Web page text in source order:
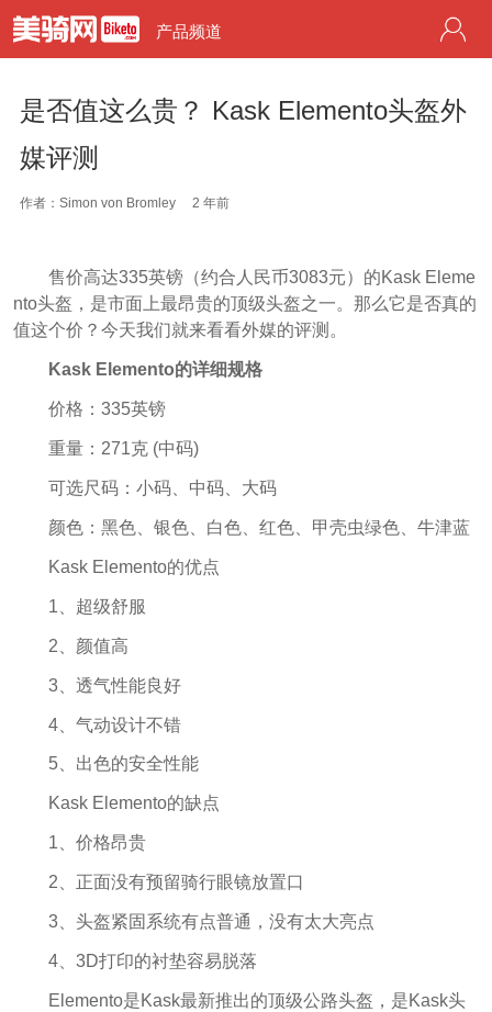
产品频道
是否值这么贵？ Kask Elemento头盔外
媒评测
作者：Simon von Bromley 2 年前
售价高达335英镑（约合人民币3083元）的Kask Eleme
nto头盔，是市面上最昂贵的顶级头盔之一。那么它是否真的
值这个价？今天我们就来看看外媒的评测。
Kask Elemento的详细规格
价格：335英镑
重量：271克 (中码)
可选尺码：小码、中码、大码
颜色：黑色、银色、白色、红色、甲壳虫绿色、牛津蓝
Kask Elemento的优点
1、超级舒服
2、颜值高
3、透气性能良好
4、气动设计不错
5、出色的安全性能
Kask Elemento的缺点
1、价格昂贵
2、正面没有预留骑行眼镜放置口
3、头盔紧固系统有点普通，没有太大亮点
4、3D打印的衬垫容易脱落
Elemento是Kask最新推出的顶级公路头盔，是Kask头